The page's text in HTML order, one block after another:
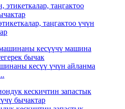
таңгактоо үчүн
кесүү үчүн айланма